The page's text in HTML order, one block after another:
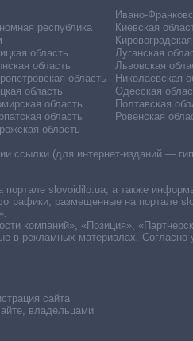
республика
область
область
область
область
область
область
область
Ивано-
Киевская
Луганская
Львовская
Николаевская
Одесская
Полтавская
Ровенская
сайта
владельцами
(для интернет-изданий —
slovoidilo.ua, а также
размещенные на портале
компаний», «Позиция»,
рекламных материалах. Согласно